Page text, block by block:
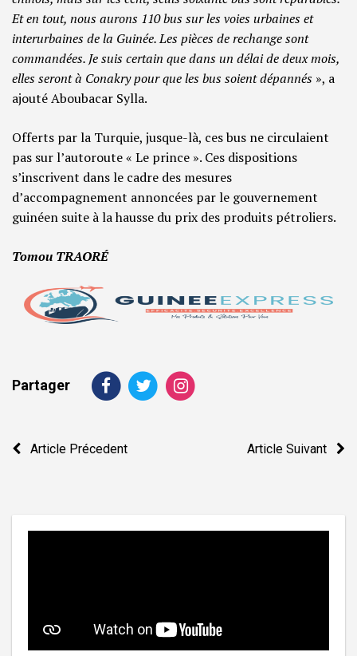
Et en tout, nous aurons 110 bus sur les voies urbaines et
interurbaines de la Guinée. Les pièces de rechange sont
commandées. Je suis certain que dans un délai de deux mois,
elles seront à Conakry pour que les bus soient dépannés », a
ajouté Aboubacar Sylla.
Offerts par la Turquie, jusque-là, ces bus ne circulaient
pas sur l’autoroute « Le prince ». Ces dispositions
s’inscrivent dans le cadre des mesures
d’accompagnement annoncées par le gouvernement
guinéen suite à la hausse du prix des produits pétroliers.
Tomou TRAORÉ
Partager
Navigation
Article Précedent Article Suivant